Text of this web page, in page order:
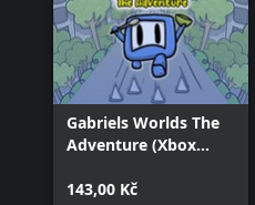
Gabriels Worlds The
Adventure (Xbox
143,00 Kč